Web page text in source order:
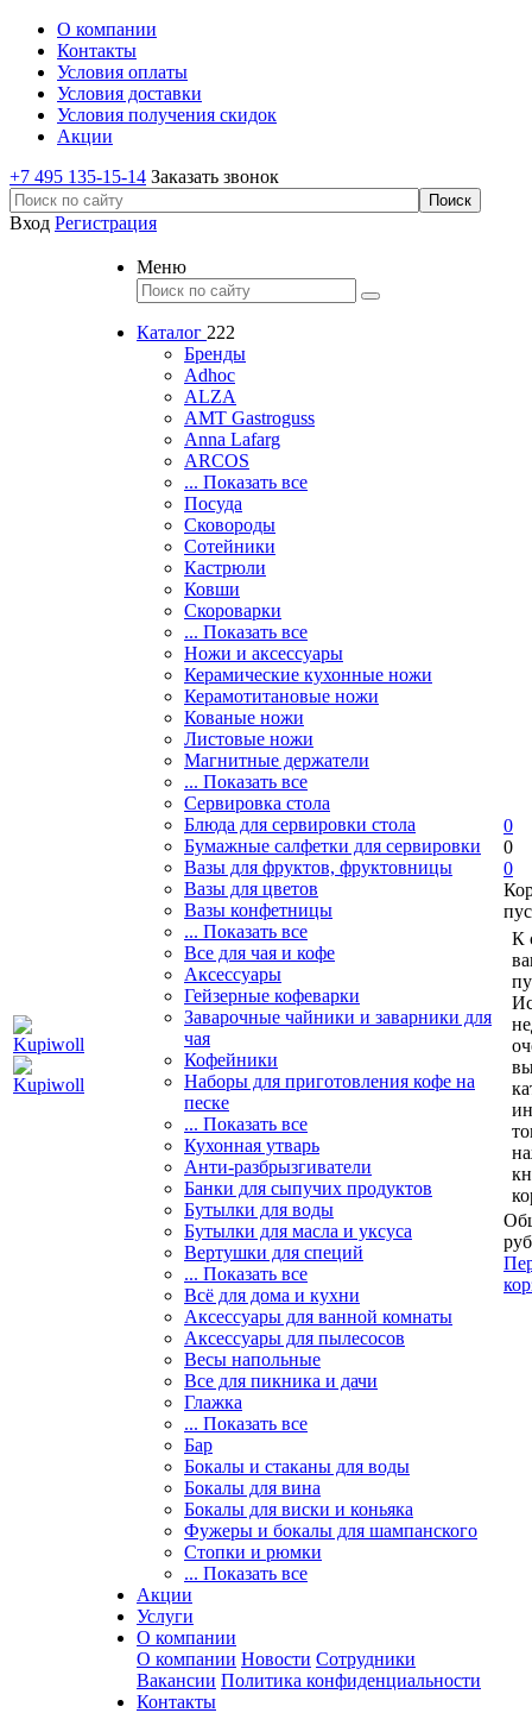
О компании
Контакты
Условия оплаты
Условия доставки
Условия получения скидок
Акции
+7 495 135-15-14 Заказать звонок
Вход Регистрация
Меню
Каталог 222
Бренды
Adhoc
ALZA
AMT Gastroguss
Anna Lafarg
ARCOS
... Показать все
Посуда
Сковороды
Сотейники
Кастрюли
Ковши
Скороварки
... Показать все
Ножи и аксессуары
Керамические кухонные ножи
Керамотитановые ножи
Кованые ножи
Листовые ножи
Магнитные держатели
... Показать все
Сервировка стола
Блюда для сервировки стола
Бумажные салфетки для сервировки
Вазы для фруктов, фруктовницы
Вазы для цветов
Вазы конфетницы
... Показать все
Все для чая и кофе
Аксессуары
Гейзерные кофеварки
Заварочные чайники и заварники для
чая
Кофейники
Наборы для приготовления кофе на
песке
... Показать все
Кухонная утварь
Анти-разбрызгиватели
Банки для сыпучих продуктов
Бутылки для воды
Бутылки для масла и уксуса
Вертушки для специй
... Показать все
Всё для дома и кухни
Аксессуары для ванной комнаты
Аксессуары для пылесосов
Весы напольные
Все для пикника и дачи
Глажка
... Показать все
Бар
Бокалы и стаканы для воды
Бокалы для вина
Бокалы для виски и коньяка
Фужеры и бокалы для шампанского
Стопки и рюмки
... Показать все
Акции
Услуги
О компании
О компании Новости Сотрудники
Вакансии Политика конфиденциальности
Контакты
0
0
0
К